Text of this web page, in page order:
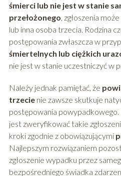
śmierci lub nie jest w stanie
przełożonego, zgłoszenia
lub inna osoba trzecia. Rodzina
postępowania zwłaszcza w
śmiertelnych lub ciężkich
nie jest w stanie uczestniczyć w
Należy jednak pamiętać, że
trzecienie zawsze skutkuje
postępowania
jest zweryfikować takie
kroki zgodnie z obowiązującymi
Najlepszym rozwiązaniem
zgłoszenie wypadku przez
bezpośredniego świadka